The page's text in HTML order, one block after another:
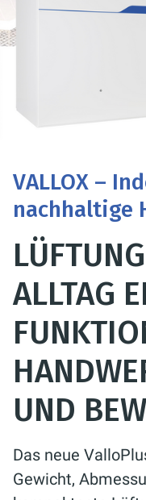
VALLOX –
nachhaltige
ALLTAG
UND
Das neue
Gewicht,